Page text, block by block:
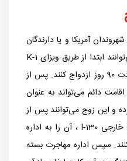
آمریکا و یا دارندگان
گرین کارت آن را داشته باشند، می‌توانند ابتدا از طریق ویزای K-1
وارد این کشور شده و در طول مدت 90 روز ازدواج کنند. پس از
دائم می‌تواند به عنوان
و این زوج می‌توانند پس از
تکمیل فرم دادخواست برای اتباع خارجی l-130 ، آن را به اداره
سپس اداره مهاجرت بسته